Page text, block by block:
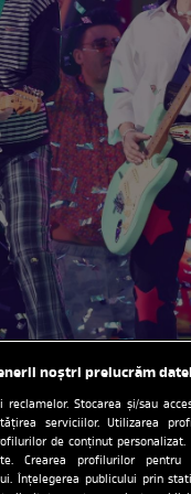
noștri prelucrăm
reclamelor. Stocarea și/sau
serviciilor. Utilizarea
de conținut
Crearea profilurilor pentru
Înțelegerea publicului prin